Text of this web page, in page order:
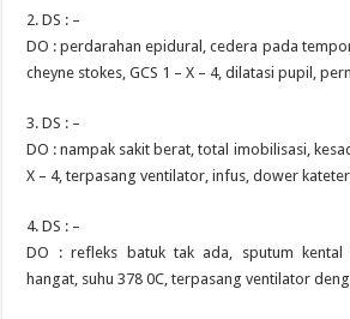
2. DS : –
DO : perdarahan epidural, cedera pada
cheyne stokes, GCS 1 – X – 4, dilatasi pupil,
3. DS : –
DO : nampak sakit berat, total imobilisasi,
X – 4, terpasang ventilator, infus, dower
4. DS : –
DO : refleks batuk tak ada, sputum kental
hangat, suhu 378 0C, terpasang ventilator